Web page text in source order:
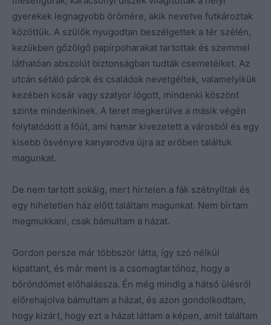
gyerekek legnagyobb örömére, akik nevetve futkároztak
közöttük. A szülők nyugodtan beszélgettek a tér szélén,
kezükben gőzölgő papírpoharakat tartottak és szemmel
láthatóan abszolút biztonságban tudták csemetéiket. Az
utcán sétáló párok és családok nevetgéltek, valamelyikük
kezében kosár vagy szatyor lógott, mindenki köszönt
szinte mindenkinek. A teret megkerülve a másik végén
folytatódott a főút, ami hamar kivezetett a városból és egy
kisebb ösvényre kanyarodva újra az erőben találtuk
magunkat.
De nem tartott sokáig, mert hirtelen a fák szétnyíltak és
egy hihetetlen ház előtt találtam magunkat. Nem bírtam
megmukkani, csak bámultam a házat.
Gordon persze már többször látta, így szó nélkül
kipattant, és már ment is a csomagtartóhoz, hogy a
bőröndömet előhalássza. Én még mindig a hátsó ülésről
előrehajolva bámultam a házat, és azon gondolkodtam,
hogy kizárt, hogy ezt a házat láttam a képen, amit találtam